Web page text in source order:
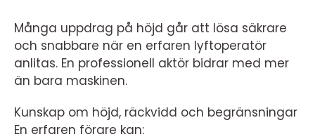
Många uppdrag på höjd går att lösa säkrare
och snabbare när en erfaren lyftoperatör
anlitas. En professionell aktör bidrar med mer
än bara maskinen.
Kunskap om höjd, räckvidd och begränsningar
En erfaren förare kan: